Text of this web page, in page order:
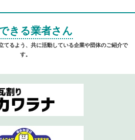
きる業者さん
てるよう、共に活動している企業や団体のご紹介で
す。